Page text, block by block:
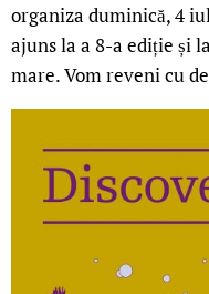
organiza duminică, 4
ajuns la a 8-a ediție și
mare. Vom reveni cu